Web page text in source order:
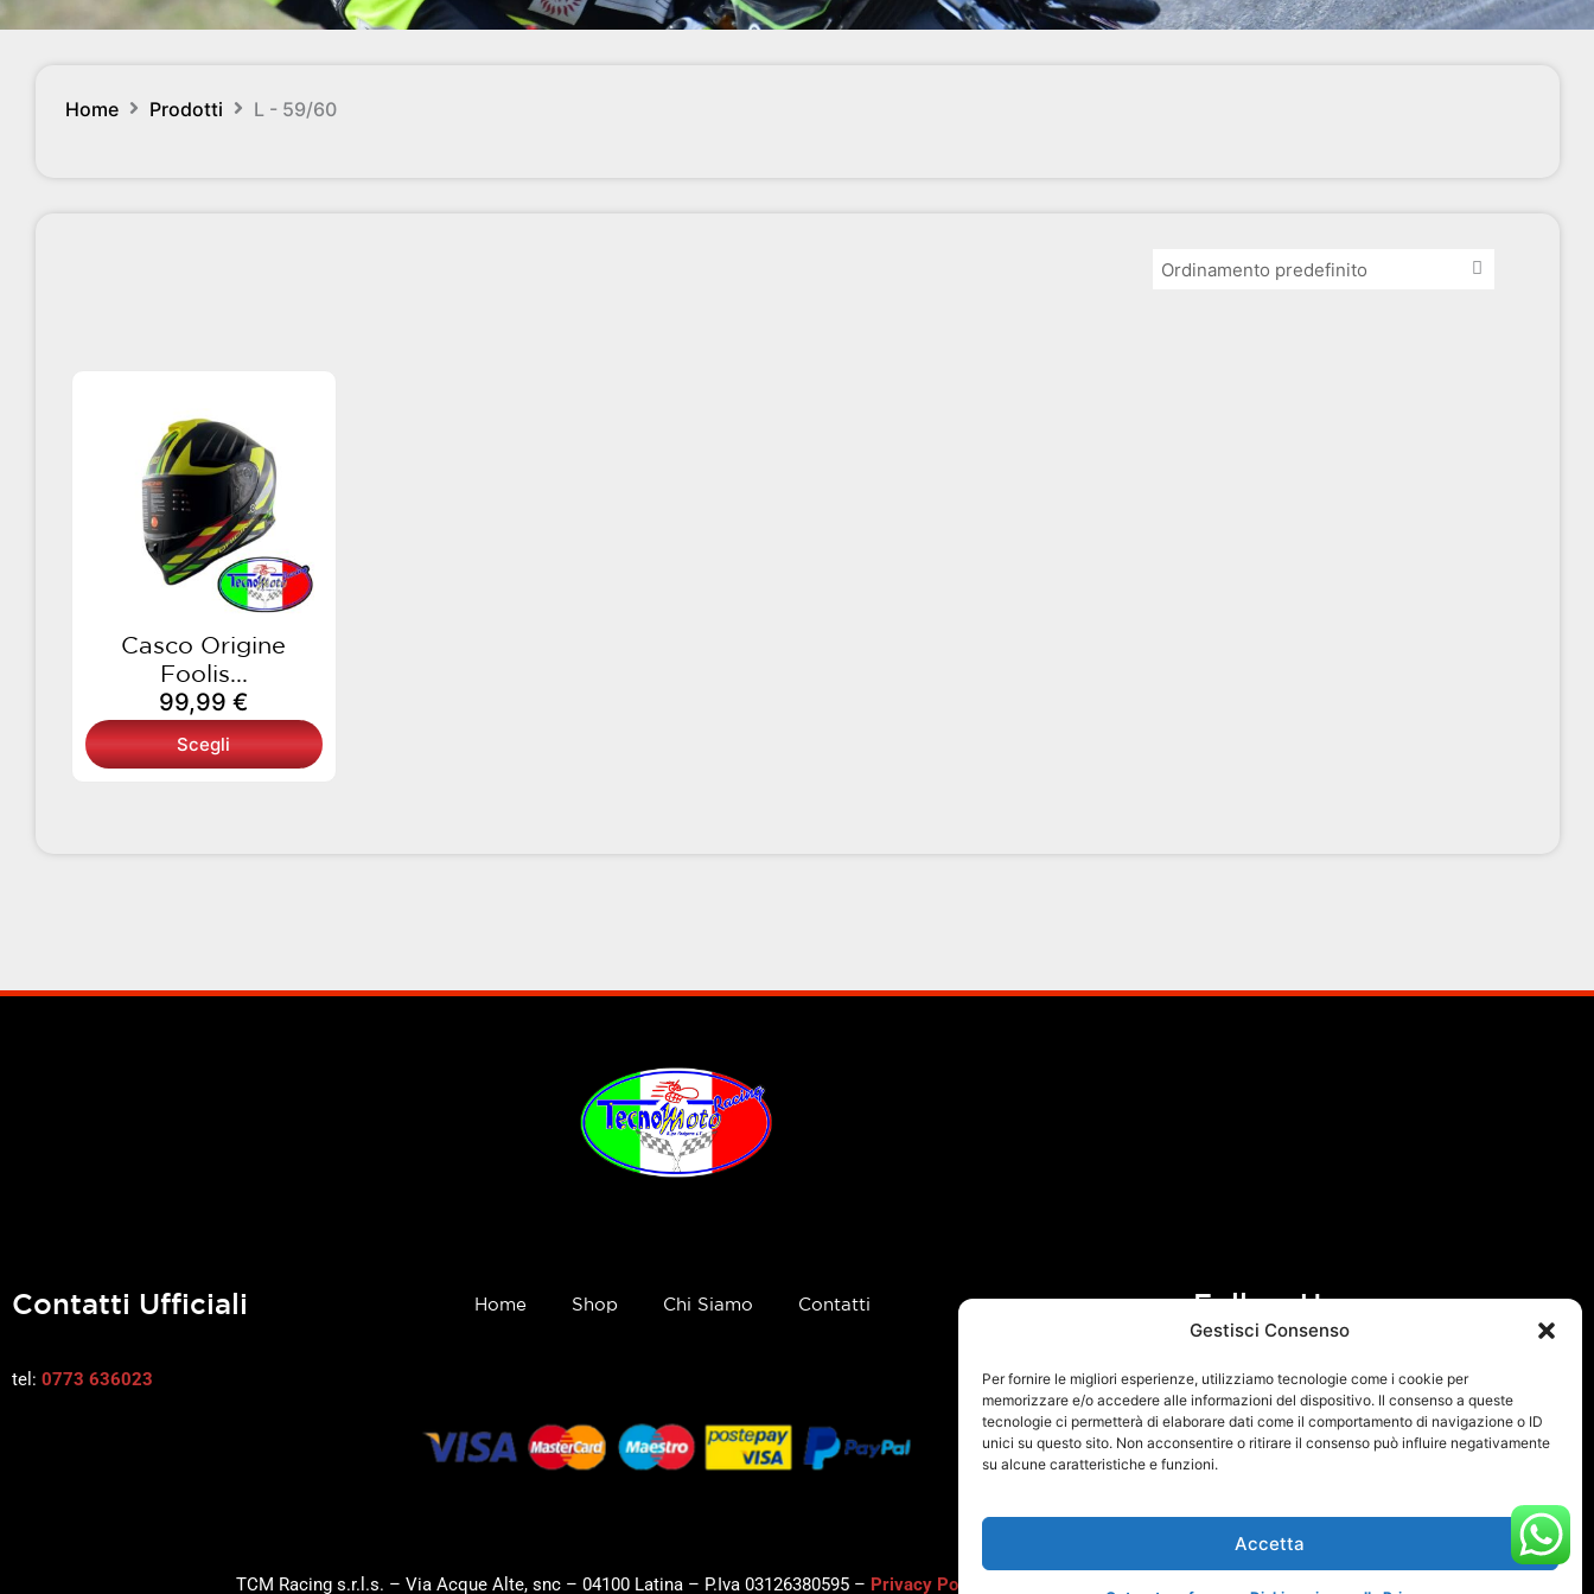
Gestisci Consenso
Per fornire le migliori esperienze, utilizziamo tecnologie come i cookie per
memorizzare e/o accedere alle informazioni del dispositivo. Il consenso a queste
tecnologie ci permetterà di elaborare dati come il comportamento di navigazione o ID
unici su questo sito. Non acconsentire o ritirare il consenso può influire negativamente
su alcune caratteristiche e funzioni.
Accetta
Home Prodotti L - 59/60
Casco Origine
Foolis...
99,99 €
Scegli
prodotto
ha
più
varianti.
Le
opzioni
possono
essere
scelte
nella
pagina
del
prodotto
Contatti Ufficiali
tel: 0773 636023
Home Shop Chi Siamo Contatti Follow Us
F
a
c
e
o
I
n
s
g
a
TCM Racing s.r.l.s. – Via Acque Alte, snc – 04100 Latina – P.Iva 03126380595 – Privacy Policy